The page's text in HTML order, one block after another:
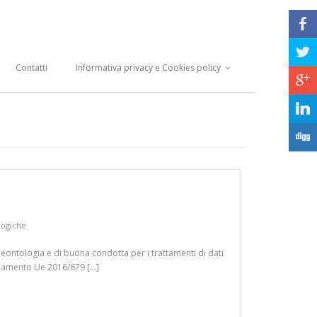
Contatti Informativa privacy e Cookies policy
e di buona condotta per i trattamenti di dati
Ue 2016/679 […]
b
a
c
j
F